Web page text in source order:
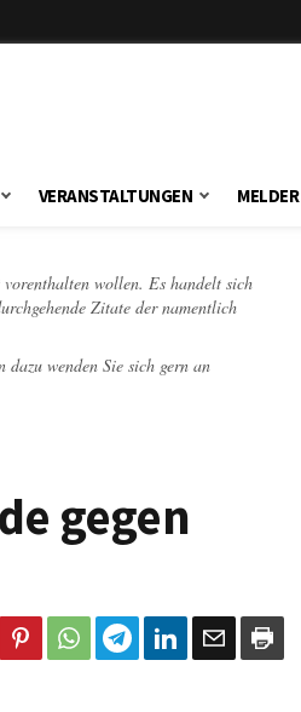
VERANSTALTUNGEN MELDER
wollen. Es handelt sich
Zitate der namentlich
wenden Sie sich gern an
gegen